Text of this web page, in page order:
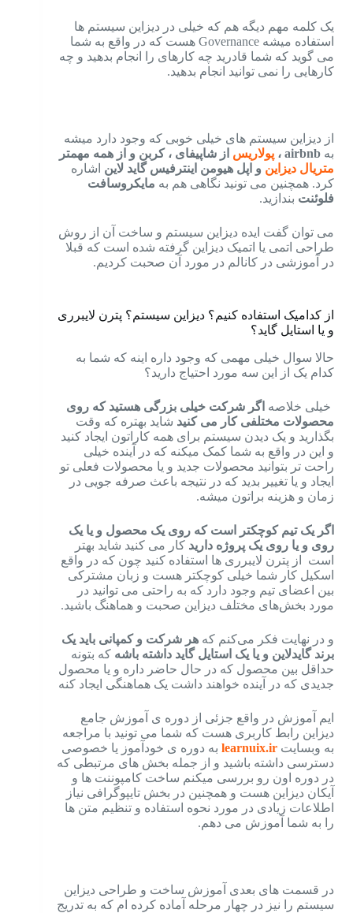
یک کلمه مهم دیگه هم که خیلی در دیزاین سیستم ها
استفاده میشه Governance هست که در واقع به شما
می گوید که شما قادرید چه کارهای را انجام بدهید و چه
کارهایی را نمی توانید انجام بدهید.
از دیزاین سیستم های خیلی خوبی که وجود دارد میشه
به airbnb ، پولاریس از شاپیفای ، کربن و از همه مهمتر
متریال دیزاین و اپل هیومن اینترفیس گاید لاین اشاره
کرد. همچنین می تونید نگاهی هم به مایکروسافت
فلوئنت بندازید.
می توان گفت ایده دیزاین سیستم و ساخت آن از روش
طراحی اتمی یا اتمیک دیزاین گرفته شده است که قبلا
در آموزشی در کانالم در مورد آن صحبت کردیم.
از کدامیک استفاده کنیم؟ دیزاین سیستم؟ پترن لایبرری
و یا استایل گاید؟
حالا سوال خیلی مهمی که وجود داره اینه که شما به
کدام یک از این سه مورد احتیاج دارید؟
خیلی خلاصه اگر شرکت خیلی بزرگی هستید که روی
محصولات مختلفی کار می کنید شاید بهتره که وقت
بگذارید و یک دیدن سیستم برای همه کاراتون ایجاد کنید
و این در واقع به شما کمک میکنه که در آینده خیلی
راحت تر بتوانید محصولات جدید و یا محصولات فعلی تو
ایجاد و یا تغییر بدید که در نتیجه باعث صرفه جویی در
زمان و هزینه براتون میشه.
اگر یک تیم کوچکتر است که روی یک محصول و یا یک
روی و یا روی یک پروژه دارید کار می کنید شاید بهتر
است از پترن لایبرری ها استفاده کنید چون که در واقع
اسکیل کار شما خیلی کوچکتر هست و زبان مشترکی
بین اعضای تیم وجود دارد که به راحتی می توانید در
مورد بخش‌های مختلف دیزاین صحبت و هماهنگ باشید.
و در نهایت فکر می‌کنم که هر شرکت و کمپانی باید یک
برند گایدلاین و یا یک استایل گاید داشته باشه که بتونه
حداقل بین محصول که در حال حاضر داره و یا محصول
جدیدی که در آینده خواهند داشت یک هماهنگی ایجاد کنه
ایم آموزش در واقع جزئی از دوره ی آموزش جامع
دیزاین رابط کاربری هست که شما می تونید با مراجعه
به وبسایت learnuix.ir به دوره ی خودآموز یا خصوصی
دسترسی داشته باشید و از جمله بخش های مرتبطی که
در دوره اون رو بررسی میکنم ساخت کامپوننت ها و
آیکان دیزاین هست و همچنین در بخش تایپوگرافی نیاز
اطلاعات زیادی در مورد نحوه استفاده و تنظیم متن ها
را به شما آموزش می دهم.
در قسمت های بعدی آموزش ساخت و طراحی دیزاین
سیستم را نیز در چهار مرحله آماده کرده ام که به تدریج